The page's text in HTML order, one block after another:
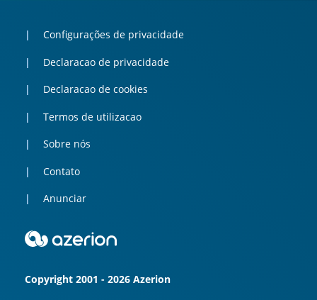
Configurações de privacidade
Declaracao de privacidade
Declaracao de cookies
Termos de utilizacao
Sobre nós
Contato
Anunciar
Copyright 2001 - 2026 Azerion